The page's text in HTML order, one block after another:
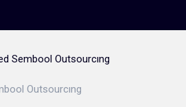
Sembool Outsourcıng
Outsourcıng